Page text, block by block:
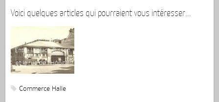
Voici quelques articles qui pourraient vous intéresser...
Halles Saint Louis ~
Entre la place Bisson
et la rue de l Hôpital
Commerce Halle